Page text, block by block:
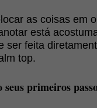
as coisas em
está
ser feita
top.
primeiros